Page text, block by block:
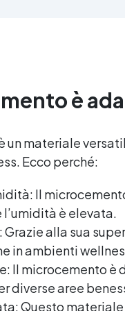
pavimento.
con una sola
edile:
Perfetta
o
Colorabile a
con un
o pennello🔹
ed anche
(2 mani).🔹
rapida: già
successivo
è
un materiale
Ecco perché:
Il
l’umidità è elevata.
alla sua
in ambienti
Il microcemento
diverse aree
Questo